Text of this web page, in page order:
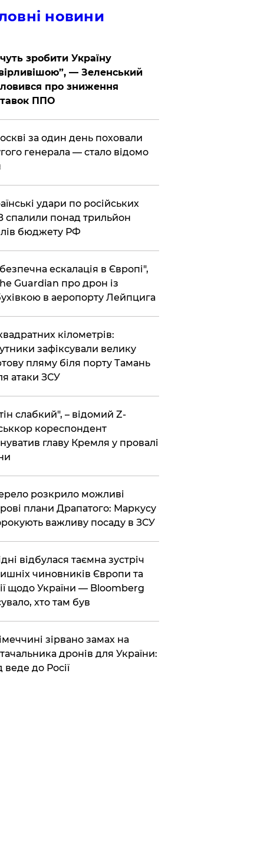
новини
зробити Україну
— Зеленський
про зниження
ППО
за один день поховали
генерала — стало відомо
удари по російських
спалили понад трильйон
бюджету РФ
ескалація в Європі",
Guardian про дрон із
в аеропорту Лейпцига
кілометрів:
зафіксували велику
пляму біля порту Тамань
атаки ЗСУ
слабкий", – відомий Z-
кореспондент
главу Кремля у провалі
розкрило можливі
плани Драпатого: Маркусу
важливу посаду в ЗСУ
відбулася таємна зустріч
чиновників Європи та
щодо України — Bloomberg
хто там був
зірвано замах на
дронів для України:
веде до Росії